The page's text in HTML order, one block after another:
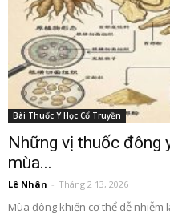
Bài Thuốc Y Học Cổ Truyền
Những vị thuốc đông
mùa...
Lê Nhân - Tháng 2 13, 2026
Mùa đông khiến cơ thể dễ nhiễm